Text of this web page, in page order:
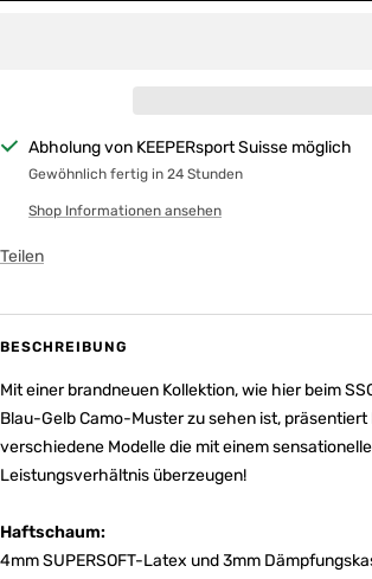
Abholung von KEEPERsport Suisse möglich
Gewöhnlich fertig in 24 Stunden
Shop Informationen ansehen
Teilen
BESCHREIBUNG
Miteiner brandneuen Kollektion, wie hier beim
Blau-Gelb Camo-Muster zu sehen ist, präsentiert
verschiedene Modelle die mit einem
Leistungsverhältnis überzeugen!
Haftschaum:
4mm SUPERSOFT-Latex und 3mm